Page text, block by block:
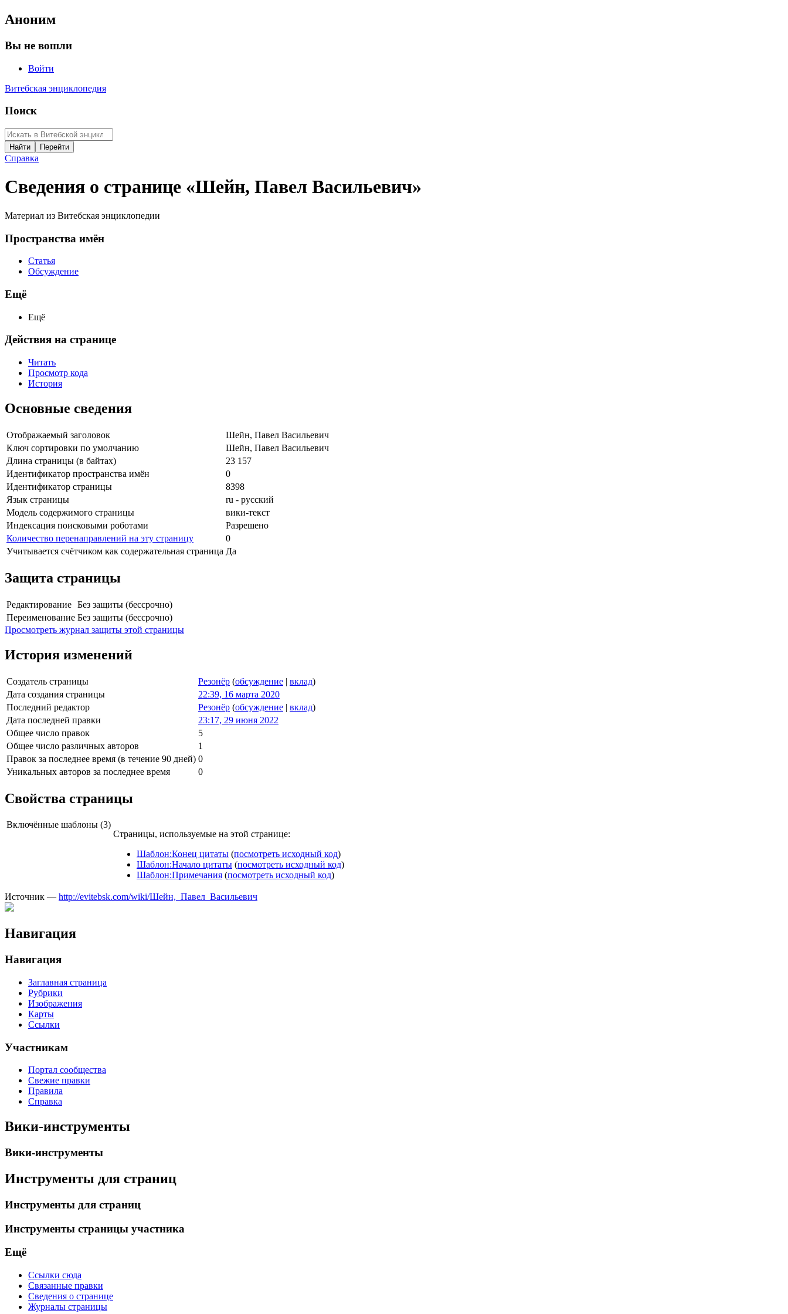
Аноним
Вы не вошли
Войти
Витебская энциклопедия
Поиск
Справка
Сведения о странице «Шейн, Павел Васильевич»
Материал из Витебская энциклопедии
Пространства имён
Статья
Обсуждение
Ещё
Ещё
Действия на странице
Читать
Просмотр кода
История
Основные сведения
Отображаемый заголовок
Шейн, Павел Васильевич
Ключ сортировки по умолчанию
Шейн, Павел Васильевич
Длина страницы (в байтах)
23 157
Идентификатор пространства имён
0
Идентификатор страницы
8398
Язык страницы
ru - русский
Модель содержимого страницы
вики-текст
Индексация поисковыми роботами
Разрешено
Количество перенаправлений на эту страницу
0
Учитывается счётчиком как содержательная страница Да
Защита страницы
Редактирование Без защиты (бессрочно)
Переименование Без защиты (бессрочно)
Просмотреть журнал защиты этой страницы
История изменений
Создатель страницы Резонёр (обсуждение | вклад)
Дата создания страницы
22:39, 16 марта 2020
Последний редактор
Резонёр (обсуждение | вклад)
Дата последней правки
23:17, 29 июня 2022
Общее число правок
5
Общее число различных авторов
1
Правок за последнее время (в течение 90 дней) 0
Уникальных авторов за последнее время
0
Свойства страницы
Включённые шаблоны (3)
Страницы, используемые на этой странице:
Шаблон:Конец цитаты (посмотреть исходный код)
Шаблон:Начало цитаты (посмотреть исходный код)
Шаблон:Примечания (посмотреть исходный код)
Источник — http://evitebsk.com/wiki/Шейн,_Павел_Васильевич
Навигация
Навигация
Заглавная страница
Рубрики
Изображения
Карты
Ссылки
Участникам
Портал сообщества
Свежие правки
Правила
Справка
Вики-инструменты
Вики-инструменты
Инструменты для страниц
Инструменты для страниц
Инструменты страницы участника
Ещё
Ссылки сюда
Связанные правки
Сведения о странице
Журналы страницы